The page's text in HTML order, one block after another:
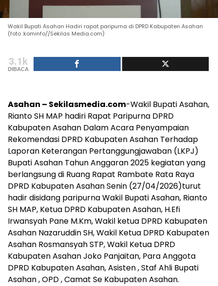
Wakil Bupati Asahan Hadiri rapat paripurna di DPRD Kabupaten Asahan
(foto :kominfo//Sekilas Media.com)
3.1k
DIBACA
Asahan – Sekilasmedia.com-Wakil Bupati Asahan,
Rianto SH MAP hadiri Rapat Paripurna DPRD
Kabupaten Asahan Dalam Acara Penyampaian
Rekomendasi DPRD Kabupaten Asahan Terhadap
Laporan Keterangan Pertanggungjawaban (LKPJ)
Bupati Asahan Tahun Anggaran 2025 kegiatan yang
berlangsung di Ruang Rapat Rambate Rata Raya
DPRD Kabupaten Asahan Senin (27/04/2026)turut
hadir disidang paripurna Wakil Bupati Asahan, Rianto
SH MAP, Ketua DPRD Kabupaten Asahan, H.Efi
Irwansyah Pane M.Km, Wakil ketua DPRD Kabupaten
Asahan Nazaruddin SH, Wakil Ketua DPRD Kabupaten
Asahan Rosmansyah STP, Wakil Ketua DPRD
Kabupaten Asahan Joko Panjaitan, Para Anggota
DPRD Kabupaten Asahan, Asisten , Staf Ahli Bupati
Asahan , OPD , Camat Se Kabupaten Asahan.